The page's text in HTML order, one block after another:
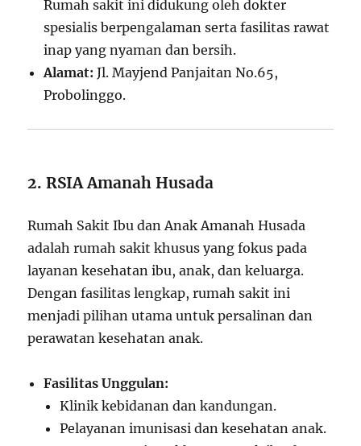
Rumah sakit ini didukung oleh dokter
spesialis berpengalaman serta fasilitas rawat
inap yang nyaman dan bersih.
Alamat: Jl. Mayjend Panjaitan No.65,
Probolinggo.
2. RSIA Amanah Husada
Rumah Sakit Ibu dan Anak Amanah Husada
adalah rumah sakit khusus yang fokus pada
layanan kesehatan ibu, anak, dan keluarga.
Dengan fasilitas lengkap, rumah sakit ini
menjadi pilihan utama untuk persalinan dan
perawatan kesehatan anak.
Fasilitas Unggulan:
Klinik kebidanan dan kandungan.
Pelayanan imunisasi dan kesehatan anak.